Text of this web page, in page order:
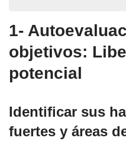
1- Autoevaluación y
potencial
Identificar sus
Establecer objetivos
el éxito
1-
objetivos:
potencial
Identificar sus
fuertes y áreas